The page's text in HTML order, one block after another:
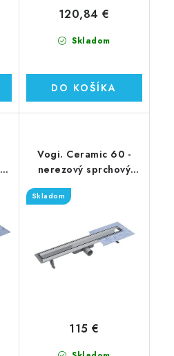
Skladom
120,84 €
DO KOŠÍKA
Vogi. Ceramic 60 -
nerezový sprchový
Skladom
115 €